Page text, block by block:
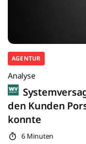
AGENTUR
Analyse
den Kunden
konnte
6 Minuten